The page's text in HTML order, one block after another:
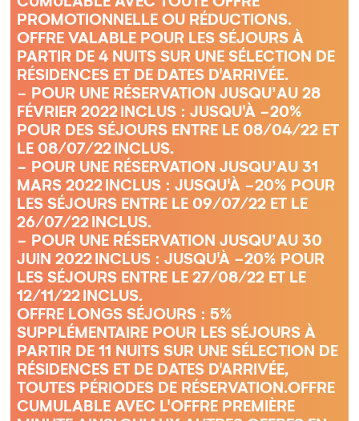
PROMOTIONNELLE OU RÉDUCTIONS.
OFFRE VALABLE POUR LES SÉJOURS À
PARTIR DE 4 NUITS SUR UNE SÉLECTION DE
RÉSIDENCES ET DE DATES D'ARRIVÉE.
- POUR UNE RÉSERVATION JUSQU’AU 28
FÉVRIER 2022 INCLUS : JUSQU'À -20%
POUR DES SÉJOURS ENTRE LE 08/04/22 ET
LE 08/07/22 INCLUS.
- POUR UNE RÉSERVATION JUSQU’AU 31
MARS 2022 INCLUS : JUSQU'À -20% POUR
LES SÉJOURS ENTRE LE 09/07/22 ET LE
26/07/22 INCLUS.
- POUR UNE RÉSERVATION JUSQU’AU 30
JUIN 2022 INCLUS : JUSQU'À -20% POUR
LES SÉJOURS ENTRE LE 27/08/22 ET LE
12/11/22 INCLUS.
OFFRE LONGS SÉJOURS : 5%
SUPPLÉMENTAIRE POUR LES SÉJOURS À
PARTIR DE 11 NUITS SUR UNE SÉLECTION DE
RÉSIDENCES ET DE DATES D'ARRIVÉE,
TOUTES PÉRIODES DE RÉSERVATION.OFFRE
CUMULABLE AVEC L'OFFRE PREMIÈRE